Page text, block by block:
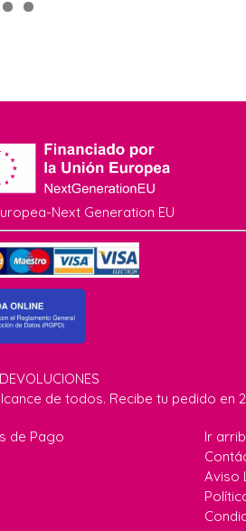
Next Generation EU
de todos. Recibe tu pedido en
de Pago
Ir
Aviso